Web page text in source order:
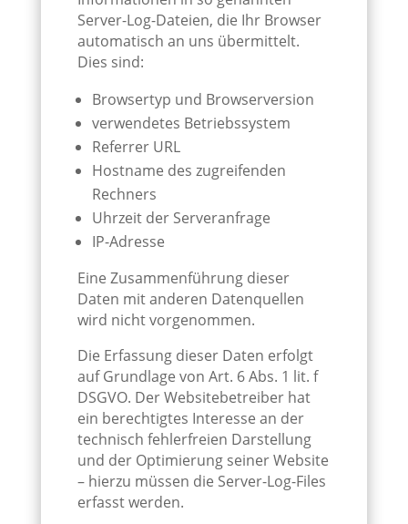
Server-Log-Dateien, die Ihr Browser
automatisch an uns übermittelt.
Dies sind:
Browsertyp und Browserversion
verwendetes Betriebssystem
Referrer URL
Hostname des zugreifenden
Rechners
Uhrzeit der Serveranfrage
IP-Adresse
Eine Zusammenführung dieser
Daten mit anderen Datenquellen
wird nicht vorgenommen.
Die Erfassung dieser Daten erfolgt
auf Grundlage von Art. 6 Abs. 1 lit. f
DSGVO. Der Websitebetreiber hat
ein berechtigtes Interesse an der
technisch fehlerfreien Darstellung
und der Optimierung seiner Website
– hierzu müssen die Server-Log-Files
erfasst werden.